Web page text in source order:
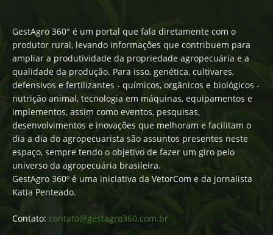
GestAgro 360° é um portal que fala diretamente com o
produtor rural, levando informações que contribuem para
ampliar a produtividade da propriedade agropecuária e a
qualidade da produção. Para isso, genética, cultivares,
defensivos e fertilizantes - químicos, orgânicos e biológicos -
nutrição animal, tecnologia em máquinas, equipamentos e
implementos, assim como eventos, pesquisas,
desenvolvimentos e inovações que melhoram e facilitam o
dia a dia do agropecuarista são assuntos presentes neste
espaço, sempre tendo o objetivo de fazer um giro pelo
universo da agropecuária brasileira.
GestAgro 360º é uma iniciativa da VetorCom e da jornalista
Katia Penteado.
Contato: contato@gestagro360.com.br